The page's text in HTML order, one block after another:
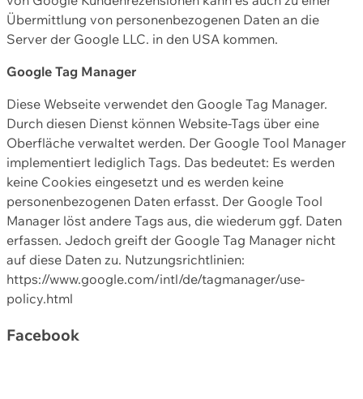
Übermittlung von personenbezogenen Daten an die
Server der Google LLC. in den USA kommen.
Google Tag Manager
Diese Webseite verwendet den Google Tag Manager.
Durch diesen Dienst können Website-Tags über eine
Oberfläche verwaltet werden. Der Google Tool Manager
implementiert lediglich Tags. Das bedeutet: Es werden
keine Cookies eingesetzt und es werden keine
personenbezogenen Daten erfasst. Der Google Tool
Manager löst andere Tags aus, die wiederum ggf. Daten
erfassen. Jedoch greift der Google Tag Manager nicht
auf diese Daten zu. Nutzungsrichtlinien:
https://www.google.com/intl/de/tagmanager/use-
policy.html
Facebook